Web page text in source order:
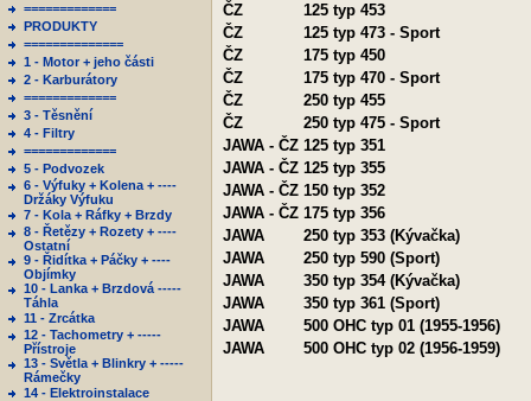
=============
PRODUKTY
==============
1 - Motor + jeho části
2 - Karburátory
=============
3 - Těsnění
4 - Filtry
=============
5 - Podvozek
6 - Výfuky + Kolena + ----
Držáky Výfuku
7 - Kola + Ráfky + Brzdy
8 - Řetězy + Rozety + ----
Ostatní
9 - Řidítka + Páčky + ----
Objímky
10 - Lanka + Brzdová -----
Táhla
11 - Zrcátka
12 - Tachometry + -----
Přístroje
13 - Světla + Blinkry + -----
Rámečky
14 - Elektroinstalace
ČZ
125 typ 453
ČZ
125 typ 473 - Sport
ČZ
175 typ 450
ČZ
175 typ 470 - Sport
ČZ
250 typ 455
ČZ
250 typ 475 - Sport
JAWA - ČZ 125 typ 351
JAWA - ČZ 125 typ 355
JAWA - ČZ 150 typ 352
JAWA - ČZ 175 typ 356
JAWA
250 typ 353 (Kývačka)
JAWA
250 typ 590 (Sport)
JAWA
350 typ 354 (Kývačka)
JAWA
350 typ 361 (Sport)
JAWA
500 OHC typ 01 (1955-1956)
JAWA
500 OHC typ 02 (1956-1959)